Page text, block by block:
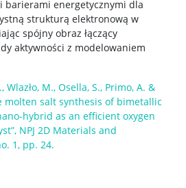
barierami energetycznymi dla
strukturą elektronową w
spójny obraz łączący
aktywności z modelowaniem
Wlazło, M., Osella, S., Primo, A. &
molten salt synthesis of bimetallic
hybrid as an efficient oxygen
NPJ 2D Materials and
1, pp. 24.